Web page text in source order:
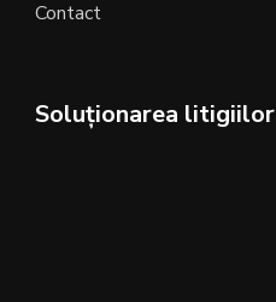
Contact
Soluționarea litigiilor